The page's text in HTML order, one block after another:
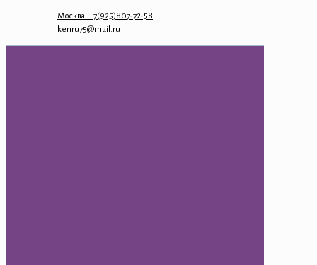
Москва: +7(925)807-72-58
kenru75@mail.ru